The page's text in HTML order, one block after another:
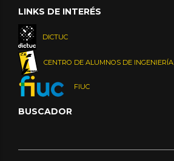
LINKS DE INTERÉS
DICTUC
CENTRO DE ALUMNOS DE INGENIERÍA
FIUC
BUSCADOR